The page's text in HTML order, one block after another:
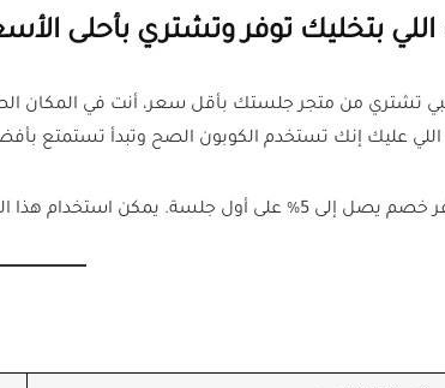
بتخليك توفر وتشتري بأحلى
تشتري من متجر جلستك بأقل سعر، أنت في